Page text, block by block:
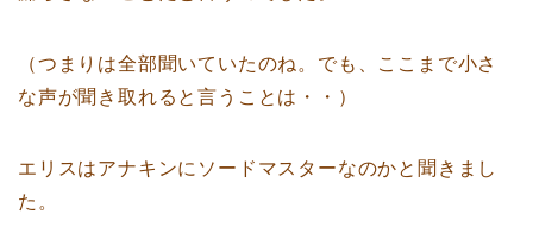
（つまりは全部聞いていたのね。でも、ここまで小さ
な声が聞き取れると言うことは・・）
エリスはアナキンにソードマスターなのかと聞きまし
た。